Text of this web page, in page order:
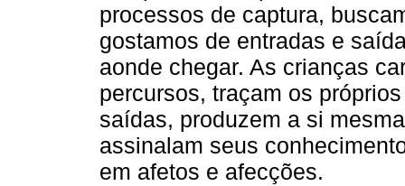
processos de captura,
gostamos de entradas e
aonde chegar. As crianças
percursos, traçam os
saídas, produzem a si
assinalam seus
em afetos e afecções.